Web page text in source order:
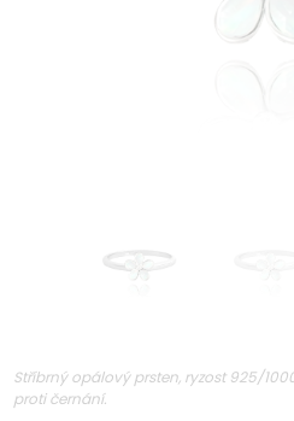
Stříbrný opálový prsten, ryzost 925/
proti černání.